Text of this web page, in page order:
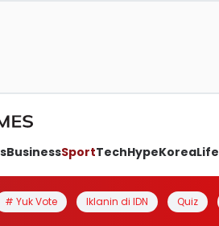
BusinessSportTechHypeKoreaLife
# Yuk Vote Iklanin di IDN Quiz